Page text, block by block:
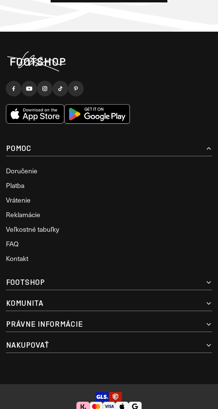
POMOC
Doručenie
Platba
Vrátenie
Reklamácie
Veľkostné tabuľky
FAQ
Kontakt
FOOTSHOP
KOMUNITA
PRÁVNE INFORMÁCIE
NAKUPOVAŤ